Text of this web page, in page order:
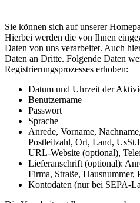
Sie können sich auf unserer
Hierbei werden die von Ihnen
Daten von uns verarbeitet. Auch
Daten an Dritte. Folgende Daten
Registrierungsprozesses erhoben:
Datum und Uhrzeit der
Benutzername
Passwort
Sprache
Anrede, Vorname,
Postleitzahl, Ort, Land,
URL-Website (optional),
Lieferanschrift (optional):
Firma, Straße, Hausnummer,
Kontodaten (nur bei SEPA-